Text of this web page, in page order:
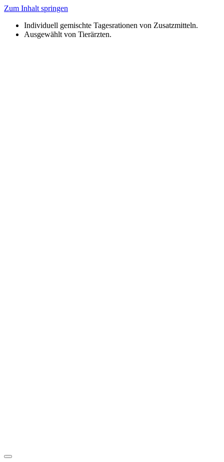
Zum Inhalt springen
Individuell gemischte Tagesrationen von Zusatzmitteln.
Ausgewählt von Tierärzten.